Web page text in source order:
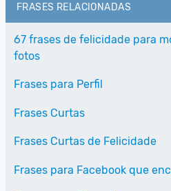
FRASES RELACIONADAS
67 frases de felicidade para
fotos
Frases para Perfil
Frases Curtas
Frases Curtas de Felicidade
Frases para Facebook que